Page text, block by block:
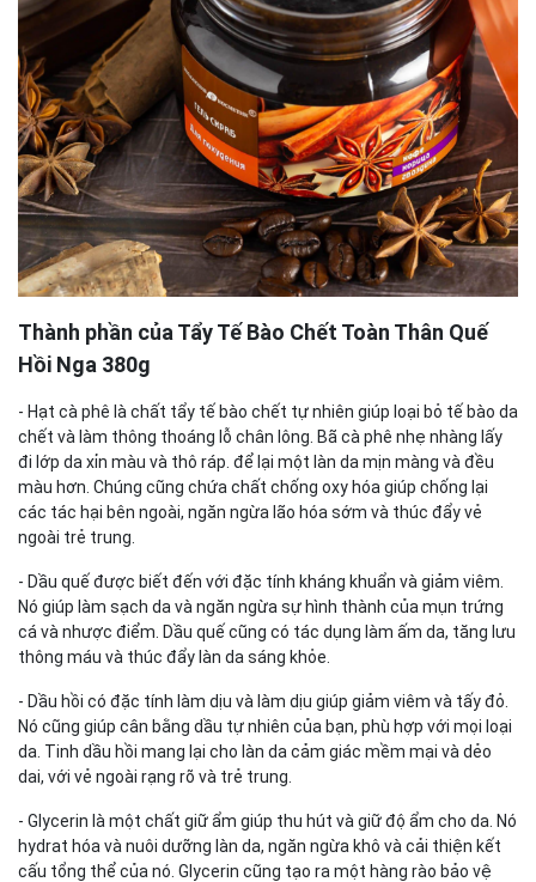
Thành phần của Tẩy Tế Bào Chết Toàn Thân Quế
Hồi Nga 380g
- Hạt cà phê là chất tẩy tế bào chết tự nhiên giúp loại bỏ tế bào da
chết và làm thông thoáng lỗ chân lông. Bã cà phê nhẹ nhàng lấy
đi lớp da xỉn màu và thô ráp. để lại một làn da mịn màng và đều
màu hơn. Chúng cũng chứa chất chống oxy hóa giúp chống lại
các tác hại bên ngoài, ngăn ngừa lão hóa sớm và thúc đẩy vẻ
ngoài trẻ trung.
- Dầu quế được biết đến với đặc tính kháng khuẩn và giảm viêm.
Nó giúp làm sạch da và ngăn ngừa sự hình thành của mụn trứng
cá và nhược điểm. Dầu quế cũng có tác dụng làm ấm da, tăng lưu
thông máu và thúc đẩy làn da sáng khỏe.
- Dầu hồi có đặc tính làm dịu và làm dịu giúp giảm viêm và tấy đỏ.
Nó cũng giúp cân bằng dầu tự nhiên của bạn, phù hợp với mọi loại
da. Tinh dầu hồi mang lại cho làn da cảm giác mềm mại và dẻo
dai, với vẻ ngoài rạng rõ và trẻ trung.
- Glycerin là một chất giữ ẩm giúp thu hút và giữ độ ẩm cho da. Nó
hydrat hóa và nuôi dưỡng làn da, ngăn ngừa khô và cải thiện kết
cấu tổng thể của nó. Glycerin cũng tạo ra một hàng rào bảo vệ